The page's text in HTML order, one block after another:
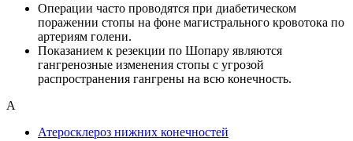
Операции часто проводятся при диабетическом
поражении стопы на фоне магистрального кровотока по
артериям голени.
Показанием к резекции по Шопару являются
гангренозные изменения стопы с угрозой
распространения гангрены на всю конечность.
А
Атеросклероз нижних конечностей